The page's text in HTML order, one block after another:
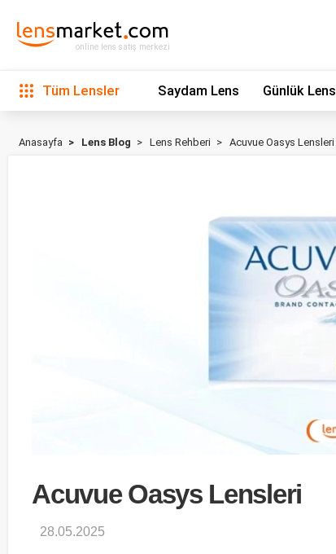
online lens satış merkezi
Tüm Lensler Saydam Lens Günlük Lens
Anasayfa Lens Blog Lens Rehberi Acuvue Oasys Lensleri
Acuvue Oasys Lensleri
28.05.2025